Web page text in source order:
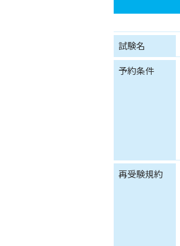
試験名
予約条件
再受験規約